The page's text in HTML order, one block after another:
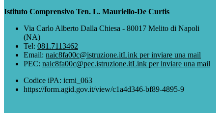
Istituto Comprensivo Ten. L. Mauriello-De Curtis
Via Carlo Alberto Dalla Chiesa - 80017 Melito di Napoli
(NA)
Tel: 081.7113462
Email: naic8fa00c@istruzione.itLink per inviare una mail
PEC: naic8fa00c@pec.istruzione.itLink per inviare una mail
Codice iPA: icmi_063
https://form.agid.gov.it/view/c1a4d346-bf89-4895-9